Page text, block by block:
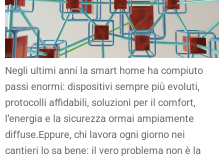
Negli ultimi anni la smart home ha compiuto
passi enormi: dispositivi sempre più evoluti,
protocolli affidabili, soluzioni per il comfort,
l’energia e la sicurezza ormai ampiamente
diffuse.Eppure, chi lavora ogni giorno nei
cantieri lo sa bene: il vero problema non è la